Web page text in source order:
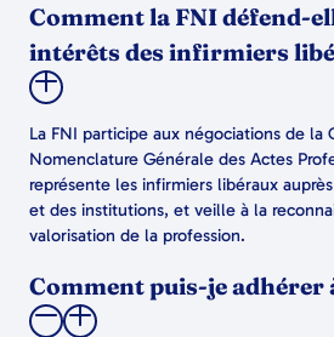
Comment la FNI défend-
intérêts des infirmiers
La FNI participe aux négociations de
Nomenclature Générale des Actes
représente les infirmiers libéraux
et des institutions, et veille à la
valorisation de la profession.
Comment puis-je adhérer